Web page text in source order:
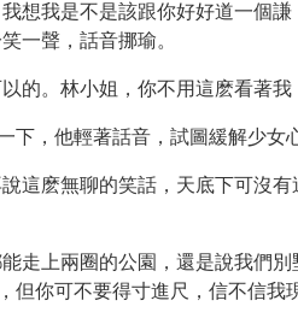
想我是不是該跟你好好道一個
一聲，話音挪瑜。
的。林小姐，你不用這麽看著
下，他輕著話音，試圖緩解少女
這麽無聊的笑話，天底下可沒
走上兩圈的公園，還是說我們
但你可不要得寸進尺，信不信我